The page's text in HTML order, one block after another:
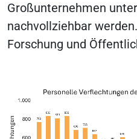
Großunternehmen
nachvollziehbar
Forschung und